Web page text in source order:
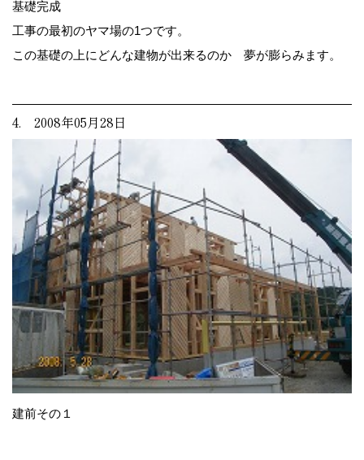
基礎完成
工事の最初のヤマ場の1つです。
この基礎の上にどんな建物が出来るのか 夢が膨らみます。
4. 2008年05月28日
建前その１